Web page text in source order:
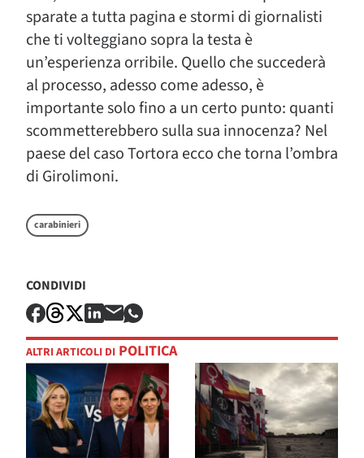
sparate a tutta pagina e stormi di giornalisti
che ti volteggiano sopra la testa è
un’esperienza orribile. Quello che succederà
al processo, adesso come adesso, è
importante solo fino a un certo punto: quanti
scommetterebbero sulla sua innocenza? Nel
paese del caso Tortora ecco che torna l’ombra
di Girolimoni.
carabinieri
CONDIVIDI
ALTRI ARTICOLI DI POLITICA